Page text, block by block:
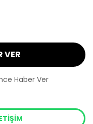
VER
Haber Ver